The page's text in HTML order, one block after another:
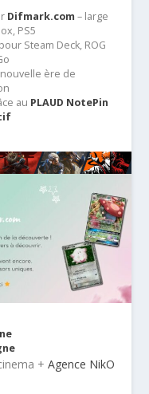
Difmark.com – large
PS5
Steam Deck, ROG
nouvelle ère de
au PLAUD NotePin
+ Agence NikO